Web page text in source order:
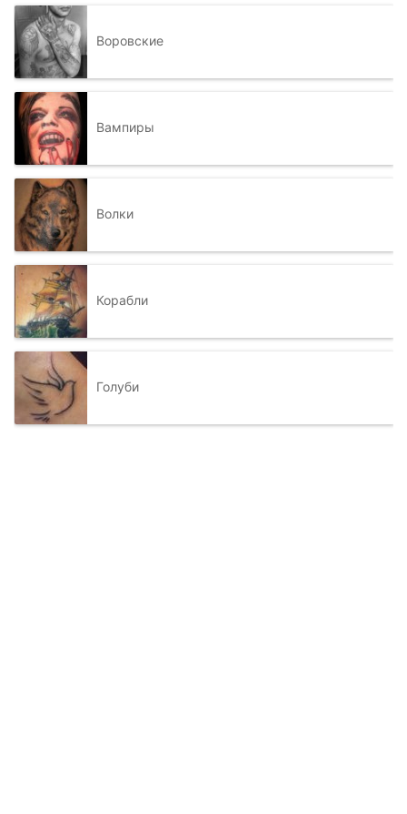
Воровские
Вампиры
Волки
Корабли
Голуби